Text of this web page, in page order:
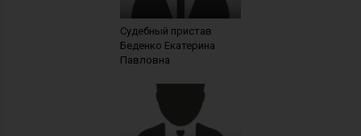
Судебный пристав
Беденко Екатерина
Павловна